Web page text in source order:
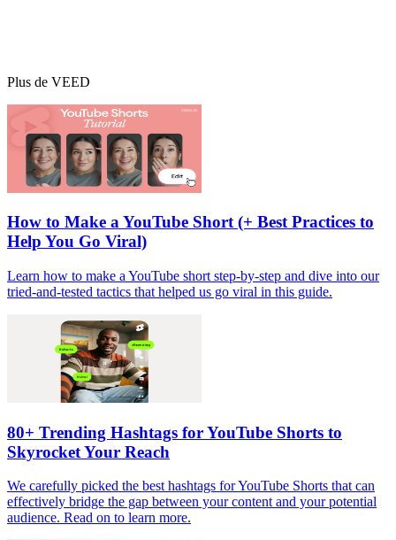
Plus de VEED
How to Make a YouTube Short (+ Best Practices to
Help You Go Viral)
Learn how to make a YouTube short step-by-step and dive into our
tried-and-tested tactics that helped us go viral in this guide.
80+ Trending Hashtags for YouTube Shorts to
Skyrocket Your Reach
We carefully picked the best hashtags for YouTube Shorts that can
effectively bridge the gap between your content and your potential
audience. Read on to learn more.